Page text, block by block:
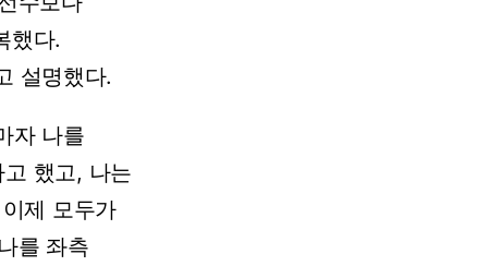
했다.
설명했다.
자 나를
고 했고, 나는
이제 모두가
나를 좌측